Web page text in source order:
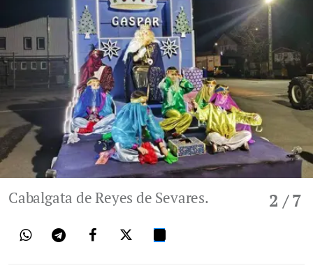
2 / 7
Cabalgata de Reyes de Sevares.